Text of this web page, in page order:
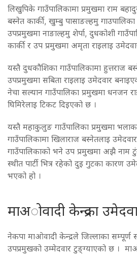
लिखुपिके गाउँपालिकामा प्रमुखमा राम
बस्नेत कार्की, खुम्बु पासाङल्हमु गाउपालिका
उपप्रमुखमा नाङाल्हमु शेर्पा, दुधकोशी
कार्की र उप प्रमुखमा अमृता राइलाइ
यस्तै दुधकौशिका गाउँपालिकामा हुत्तराज
उपप्रमुखमा सबिता राइलाइ उमेदवार
नेचा सल्यान गाउँपालिका प्रमुखमा धनजन
घिमिरेलाइ टिकट दिइएको छ ।
यस्तै महाकुलुङ गाउँपालिका प्रमुखमा
गाउँपालिकामा खिलाराज बस्नेतलाइ
गाउँपालिकाको भने उप प्रमुखमा अझै नाम
स्थीत पार्टी भित्र रहेको दुइ गुटका कारण
भएको हो ।
माअोवादी केन्द्रका
नेकपा माओवादी केन्द्रले जिल्लाका सम्पूर्ण
उपप्रमुखको उम्मेदवार टुङ्ग्याएको छ ।